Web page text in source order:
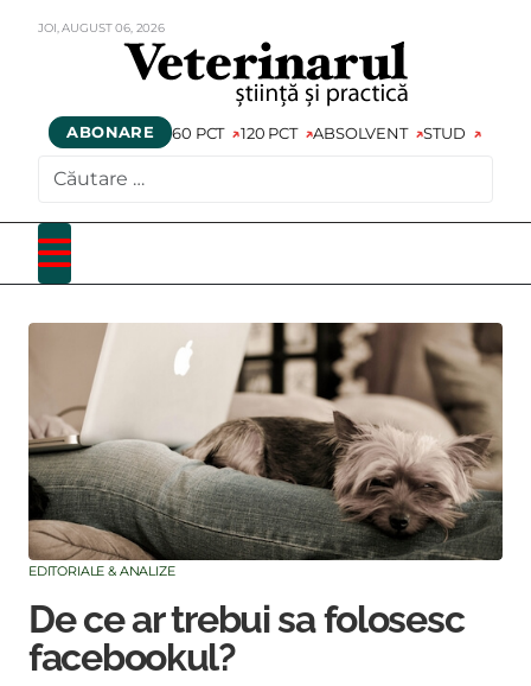
JOI,AUGUST06, 2026
ABONARE 60 PCT 120 PCT ABSOLVENT STUD
EDITORIALE & ANALIZE
De ce ar trebui sa folosesc
facebookul?